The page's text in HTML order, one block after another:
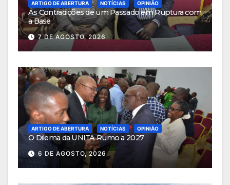
ARTIGO DE ABERTURA NOTÍCIAS OPINIÃO
As Contradições de um Passado em Ruptura com
a Base
7 DE AGOSTO, 2026
ARTIGO DE ABERTURA NOTÍCIAS OPINIÃO
O Dilema da UNITA Rumo a 2027
6 DE AGOSTO, 2026